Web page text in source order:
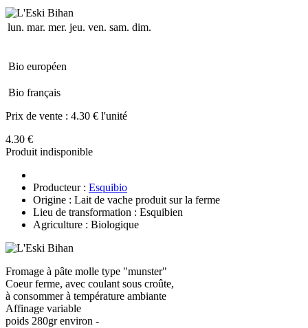
lun. mar. mer. jeu. ven. sam. dim.
Bio européen
Bio français
Prix de vente : 4.30 € l'unité
4.30 €
Produit indisponible
Producteur : Esquibio
Origine : Lait de vache produit sur la ferme
Lieu de transformation : Esquibien
Agriculture : Biologique
Fromage à pâte molle type "munster"
Coeur ferme, avec coulant sous croûte,
à consommer à température ambiante
Affinage variable
poids 280gr environ -